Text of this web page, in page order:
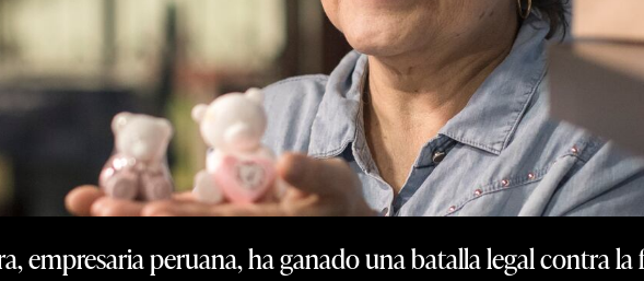
empresaria peruana, ha ganado una batalla legal contra